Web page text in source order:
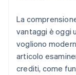
La
vantaggi è oggi
vogliono
articolo
crediti, come